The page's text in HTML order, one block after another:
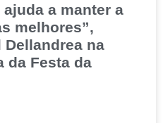
a manter a
melhores”,
Dellandrea na
da Festa da